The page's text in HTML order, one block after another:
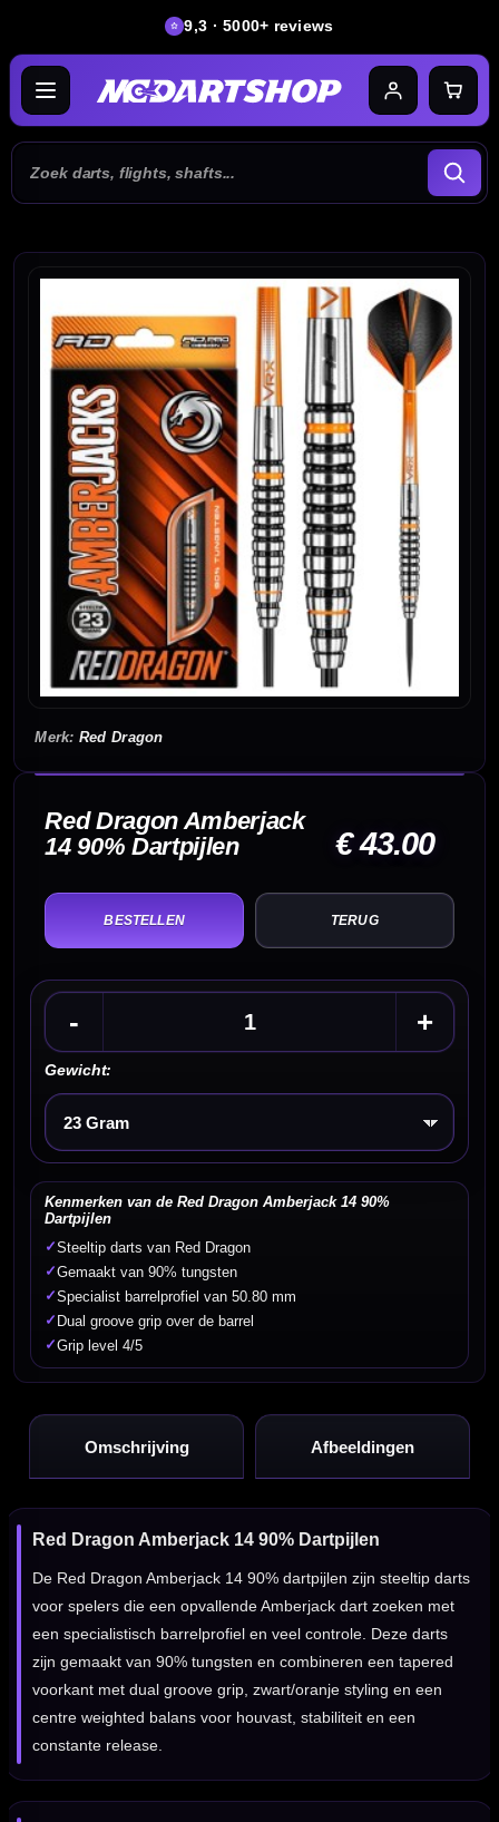
9,3 · 5000+ reviews
Red Dragon
Red Dragon Amberjack
14 90% Dartpijlen
€ 43.00
TERUG
- +
Gewicht:
Kies een optie
Kenmerken van de Red Dragon Amberjack 14 90%
Dartpijlen
✓Steeltip darts van Red Dragon
✓Gemaakt van 90% tungsten
✓Specialist barrelprofiel van 50.80 mm
✓ Dual groove grip over de barrel
✓Grip level 4/5
Omschrijving Afbeeldingen
Red Dragon Amberjack 14 90% Dartpijlen
De Red Dragon Amberjack 14 90% dartpijlen zijn steeltip darts
voor spelers die een opvallende Amberjack dart zoeken met
een specialistisch barrelprofiel en veel controle. Deze darts
zijn gemaakt van 90% tungsten en combineren een tapered
voorkant met dual groove grip, zwart/oranje styling en een
centre weighted balans voor houvast, stabiliteit en een
constante release.